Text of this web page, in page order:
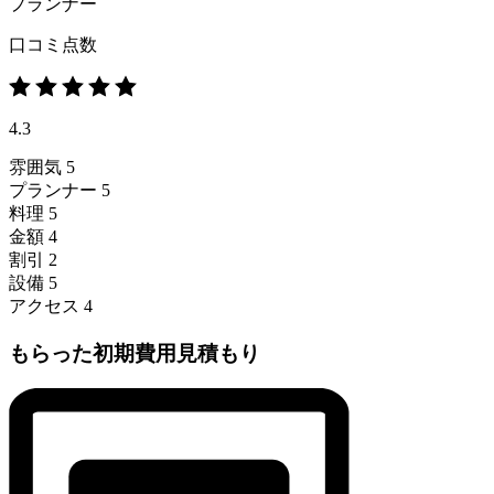
プランナー
口コミ点数
4.3
雰囲気 5
プランナー 5
料理 5
金額 4
割引
2
設備 5
アクセス 4
もらった初期費用見積もり